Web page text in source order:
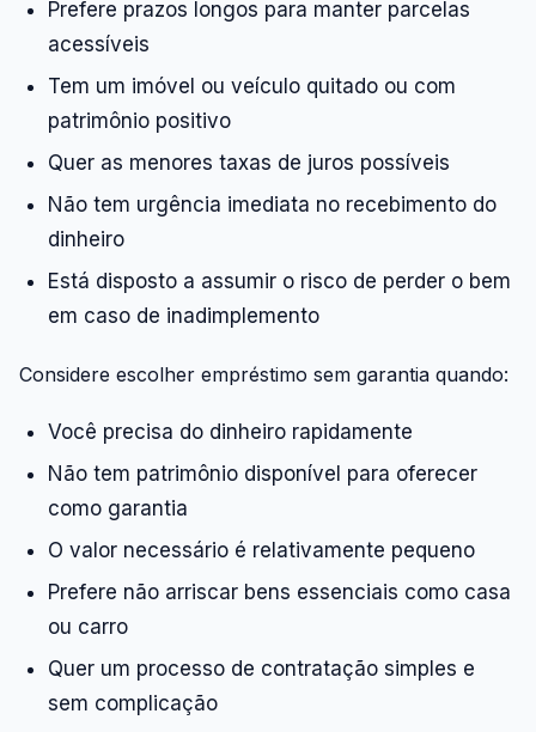
Prefere prazos longos para manter parcelas
acessíveis
Tem um imóvel ou veículo quitado ou com
patrimônio positivo
Quer as menores taxas de juros possíveis
Não tem urgência imediata no recebimento do
dinheiro
Está disposto a assumir o risco de perder o bem
em caso de inadimplemento
Considere escolher empréstimo sem garantia quando:
Você precisa do dinheiro rapidamente
Não tem patrimônio disponível para oferecer
como garantia
O valor necessário é relativamente pequeno
Prefere não arriscar bens essenciais como casa
ou carro
Quer um processo de contratação simples e
sem complicação